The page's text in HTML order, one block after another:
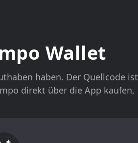
Wallet
haben. Der Quellcode ist
direkt über die App kaufen,